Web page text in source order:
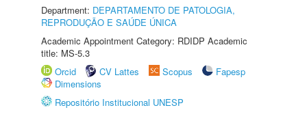
Department: DEPARTAMENTO DE PATOLOGIA,
REPRODUÇÃO E SAÚDE ÚNICA
Academic Appointment Category: RDIDP Academic
title: MS-5.3
Orcid
CV Lattes Scopus
Fapesp
Dimensions
Repositório Institucional UNESP